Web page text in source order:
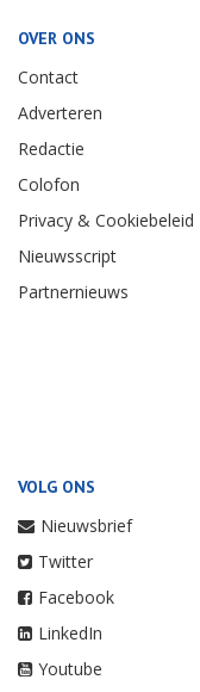
OVER ONS
Contact
Adverteren
Redactie
Colofon
Privacy & Cookiebeleid
Nieuwsscript
Partnernieuws
VOLG ONS
Nieuwsbrief
Twitter
Facebook
LinkedIn
Youtube